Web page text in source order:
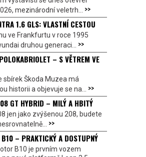
mezinárodní veletrh... >>
1.6 GLS: VLASTNÍ CESTOU
ve Frankfurtu v roce 1995
druhou generaci... >>
– S VĚTREM VE
sbírek Škoda Muzea má
historii a objevuje se na... >>
GT HYBRID – MILÝ A HBITÝ
jen jako zvýšenou 208, budete
>>
– PRAKTICKÝ A DOSTUPNÝ
B10 je prvním vozem